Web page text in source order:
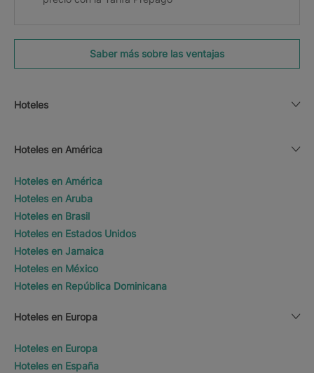
Saber más sobre las ventajas
Hoteles
Hoteles en América
Hoteles en América
Hoteles en Aruba
Hoteles en Brasil
Hoteles en Estados Unidos
Hoteles en Jamaica
Hoteles en México
Hoteles en República Dominicana
Hoteles en Europa
Hoteles en Europa
Hoteles en España